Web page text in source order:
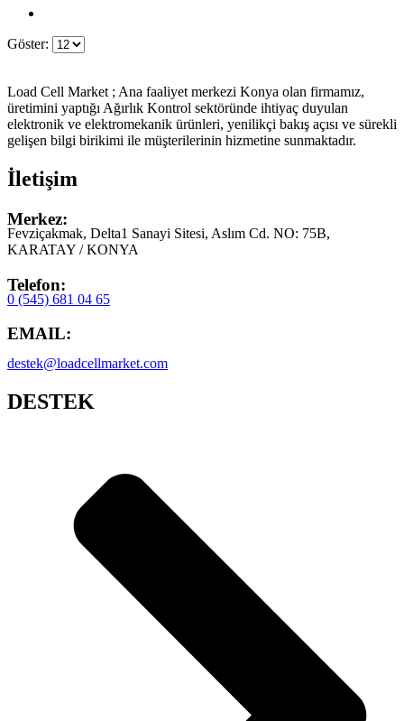
Göster:
Load Cell Market ; Ana faaliyet merkezi Konya olan firmamız,
üretimini yaptığı Ağırlık Kontrol sektöründe ihtiyaç duyulan
elektronik ve elektromekanik ürünleri, yenilikçi bakış açısı ve sürekli
gelişen bilgi birikimi ile müşterilerinin hizmetine sunmaktadır.
İletişim
Merkez:
Fevziçakmak, Delta1 Sanayi Sitesi, Aslım Cd. NO: 75B,
KARATAY / KONYA
Telefon:
0 (545) 681 04 65
EMAIL:
destek@loadcellmarket.com
DESTEK